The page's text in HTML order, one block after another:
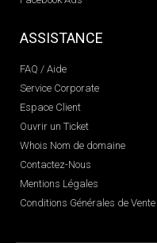
ASSISTANCE
FAQ / Aide
Service Corporate
Espace Client
Ouvrir un Ticket
Whois Nom de domaine
Contactez-Nous
Mentions Légales
Conditions Générales de Vente